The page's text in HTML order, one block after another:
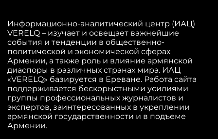
Информационно-аналитический центр (ИАЦ)
VERELQ – изучает и освещает важнейшие
события и тенденции в общественно-
политической и экономической сферах
Армении, а также роль и влияние армянской
диаспоры в различных странах мира. ИАЦ
«VERELQ» базируется в Ереване. Работа сайта
поддерживается бескорыстными усилиями
группы профессиональных журналистов и
экспертов, заинтересованных в укреплении
армянской государственности и в подъеме
Армении.